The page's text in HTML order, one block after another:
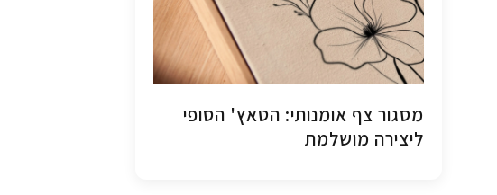
מסגור צף אומנותי: הטאץ' הסופי
ליצירה מושלמת